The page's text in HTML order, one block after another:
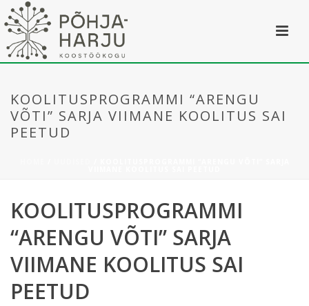
KOOLITUSPROGRAMMI “ARENGU
VÕTI” SARJA VIIMANE KOOLITUS SAI
PEETUD
KOOLITUSPROGRAMMI
“ARENGU VÕTI” SARJA
VIIMANE KOOLITUS SAI
PEETUD